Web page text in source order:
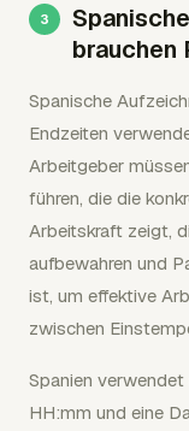
brauchen
Spanische
Endzeiten
Arbeitgeber
führen, die die
Arbeitskraft zeigt,
aufbewahren und
ist, um effektive
zwischen
Spanien
HH:mm und eine